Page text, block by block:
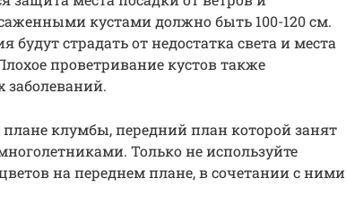
кустами должно быть 100-120 см.
страдать от недостатка света и места
проветривание кустов также
заболеваний.
клумбы, передний план которой занят
Только не используйте
на переднем плане, в сочетании с ними